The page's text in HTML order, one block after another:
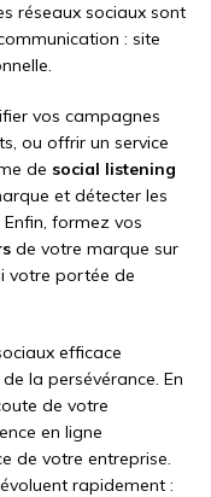
réseaux sociaux sont
: site
vos campagnes
ou offrir un service
de social listening
et détecter les
formez vos
de votre marque sur
votre portée de
efficace
la persévérance. En
de votre
en ligne
de votre entreprise.
rapidement :